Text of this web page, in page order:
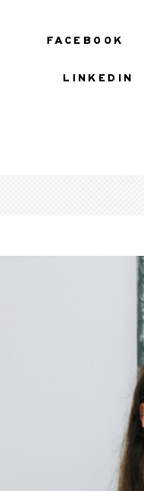
FACEBOOK
LINKEDIN